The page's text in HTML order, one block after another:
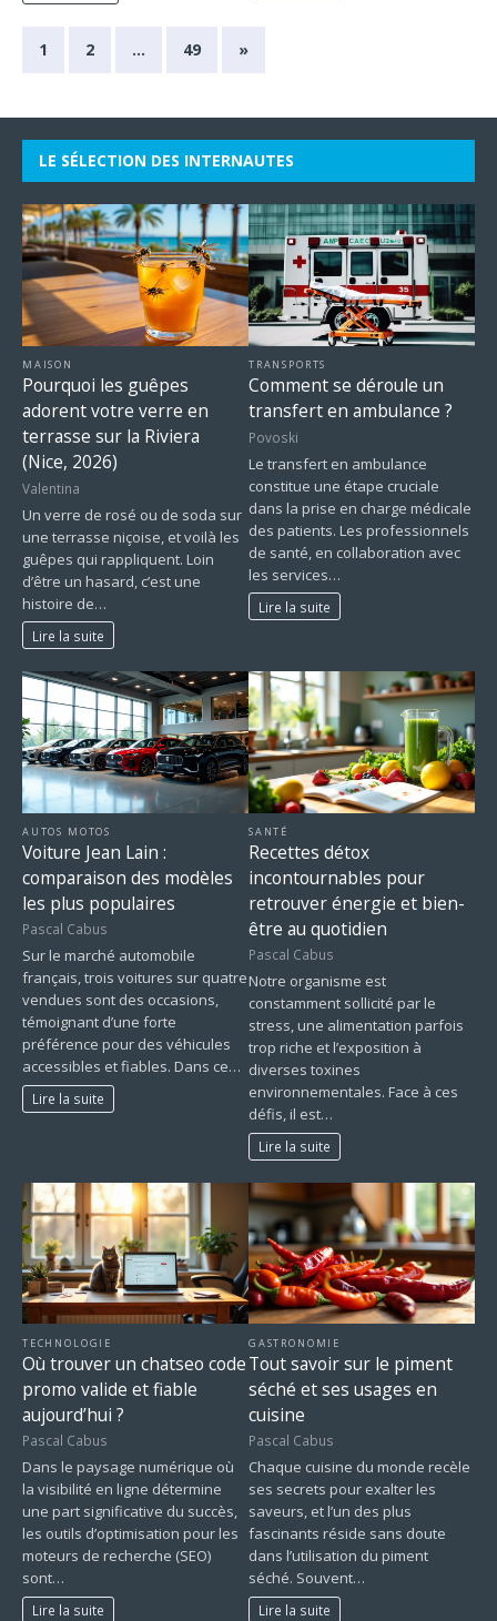
1 2 … 49 »
LE SÉLECTION DES INTERNAUTES
MAISON
Pourquoi les guêpes
adorent votre verre en
terrasse sur la Riviera
(Nice, 2026)
Valentina
Un verre de rosé ou de soda sur
une terrasse niçoise, et voilà les
guêpes qui rappliquent. Loin
d’être un hasard, c’est une
histoire de…
Lire la suite
TRANSPORTS
Comment se déroule un
transfert en ambulance ?
Povoski
Le transfert en ambulance
constitue une étape cruciale
dans la prise en charge médicale
des patients. Les professionnels
de santé, en collaboration avec
les services…
Lire la suite
AUTOS MOTOS
Voiture Jean Lain :
comparaison des modèles
les plus populaires
Pascal Cabus
Sur le marché automobile
français, trois voitures sur quatre
vendues sont des occasions,
témoignant d’une forte
préférence pour des véhicules
accessibles et fiables. Dans ce…
Lire la suite
SANTÉ
Recettes détox
incontournables pour
retrouver énergie et bien-
être au quotidien
Pascal Cabus
Notre organisme est
constamment sollicité par le
stress, une alimentation parfois
trop riche et l’exposition à
diverses toxines
environnementales. Face à ces
défis, il est…
Lire la suite
TECHNOLOGIE
Où trouver un chatseo code
promo valide et fiable
aujourd’hui ?
Pascal Cabus
Dans le paysage numérique où
la visibilité en ligne détermine
une part significative du succès,
les outils d’optimisation pour les
moteurs de recherche (SEO)
sont…
Lire la suite
GASTRONOMIE
Tout savoir sur le piment
séché et ses usages en
cuisine
Pascal Cabus
Chaque cuisine du monde recèle
ses secrets pour exalter les
saveurs, et l’un des plus
fascinants réside sans doute
dans l’utilisation du piment
séché. Souvent…
Lire la suite